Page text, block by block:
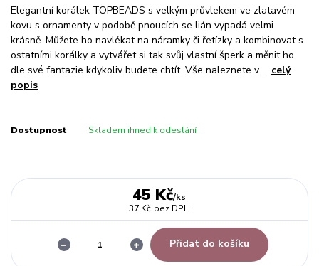
Elegantní korálek TOPBEADS s velkým průvlekem ve zlatavém
kovu s ornamenty v podobě pnoucích se lián vypadá velmi
krásně. Můžete ho navlékat na náramky či řetízky a kombinovat s
ostatními korálky a vytvářet si tak svůj vlastní šperk a měnit ho
dle své fantazie kdykoliv budete chtít. Vše naleznete v ... celý
popis
Dostupnost Skladem ihned k odeslání
45 Kč/ks
37 Kč bez DPH
Přidat do košíku